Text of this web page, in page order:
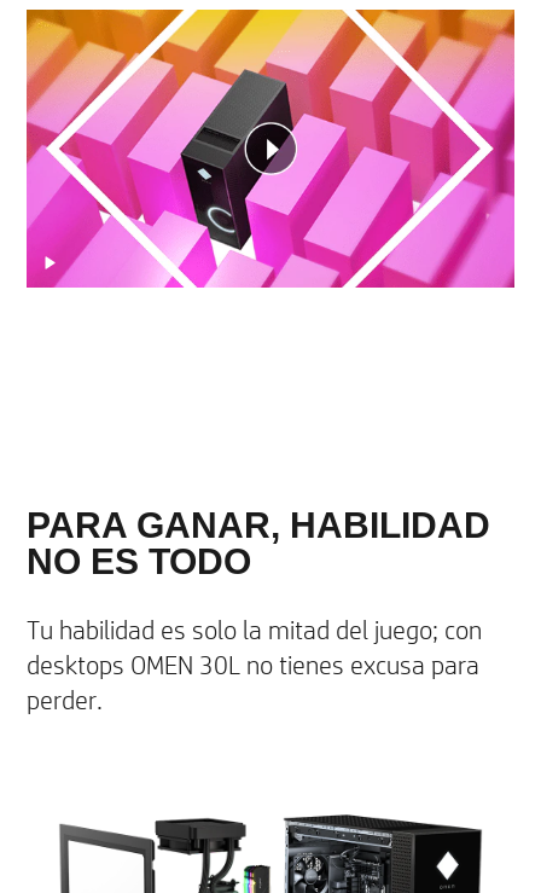
PARA GANAR, HABILIDAD
NO ES TODO
Tu habilidad es solo la mitad del juego; con
desktops OMEN 30L no tienes excusa para
perder.